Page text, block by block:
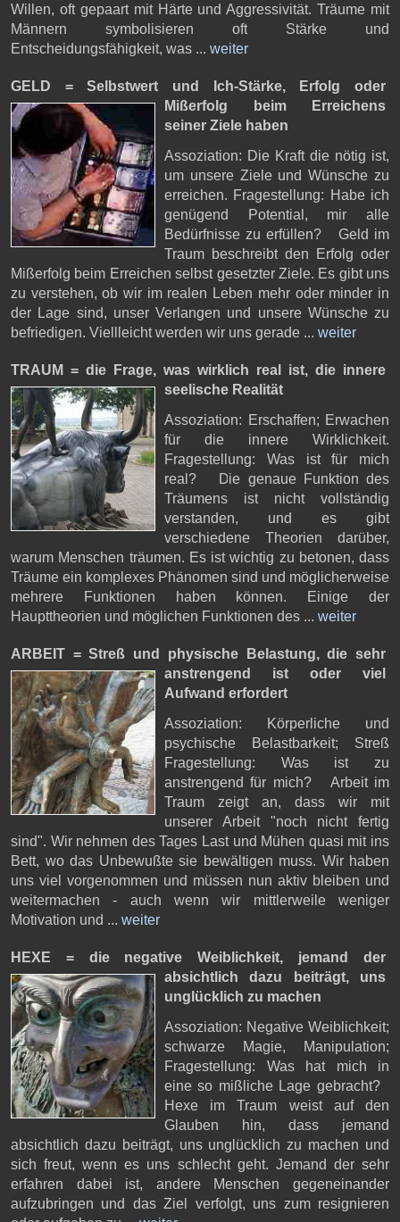
Willen, oft gepaart mit Härte und Aggressivität. Träume mit
Männern symbolisieren oft Stärke und
Entscheidungsfähigkeit, was ... weiter
GELD = Selbstwert und Ich-Stärke,
Erfolg oder
Mißerfolg beim Erreichens
seiner Ziele haben
Assoziation: Die Kraft die nötig ist,
um unsere Ziele und Wünsche zu
erreichen. Fragestellung: Habe ich
genügend Potential, mir alle
Bedürfnisse zu erfüllen? Geld im
Traum beschreibt den Erfolg oder
Mißerfolg beim Erreichen selbst gesetzter Ziele. Es gibt uns
zu verstehen, ob wir im realen Leben mehr oder minder in
der Lage sind, unser Verlangen und unsere Wünsche zu
befriedigen. Viellleicht werden wir uns gerade ... weiter
TRAUM = die Frage, was wirklich real ist, die innere
seelische Realität
Assoziation: Erschaffen; Erwachen
für die innere Wirklichkeit.
Fragestellung: Was ist für mich
real? Die genaue Funktion des
Träumens ist nicht vollständig
verstanden, und es gibt
verschiedene Theorien darüber,
warum Menschen träumen. Es ist wichtig zu betonen, dass
Träume ein komplexes Phänomen sind und möglicherweise
mehrere Funktionen haben können. Einige der
Haupttheorien und möglichen Funktionen des ... weiter
ARBEIT = Streß und physische Belastung,die sehr
anstrengend ist oder viel
Aufwand erfordert
Assoziation: Körperliche und
psychische Belastbarkeit; Streß
Fragestellung: Was ist zu
anstrengend für mich? Arbeit im
Traum zeigt an, dass wir mit
unserer Arbeit "noch nicht fertig
sind". Wir nehmen des Tages Last und Mühen quasi mit ins
Bett, wo das Unbewußte sie bewältigen muss. Wir haben
uns viel vorgenommen und müssen nun aktiv bleiben und
weitermachen - auch wenn wir mittlerweile weniger
Motivation und ... weiter
HEXE = die negative Weiblichkeit, jemand der
absichtlich dazu beiträgt, uns
unglücklich zu machen
Assoziation: Negative Weiblichkeit;
schwarze Magie, Manipulation;
Fragestellung: Was hat mich in
eine so mißliche Lage gebracht?
Hexe im Traum weist auf den
Glauben hin, dass jemand
absichtlich dazu beiträgt, uns unglücklich zu machen und
sich freut, wenn es uns schlecht geht. Jemand der sehr
erfahren dabei ist, andere Menschen gegeneinander
aufzubringen und das Ziel verfolgt, uns zum resignieren